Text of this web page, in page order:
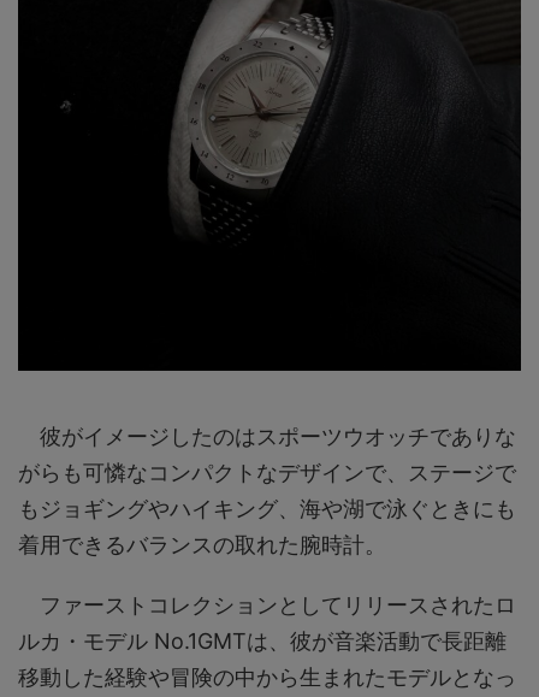
彼がイメージしたのはスポーツウオッチでありな
がらも可憐なコンパクトなデザインで、ステージで
もジョギングやハイキング、海や湖で泳ぐときにも
着用できるバランスの取れた腕時計。
ファーストコレクションとしてリリースされたロ
ルカ・モデル No.1GMTは、彼が音楽活動で長距離
移動した経験や冒険の中から生まれたモデルとなっ